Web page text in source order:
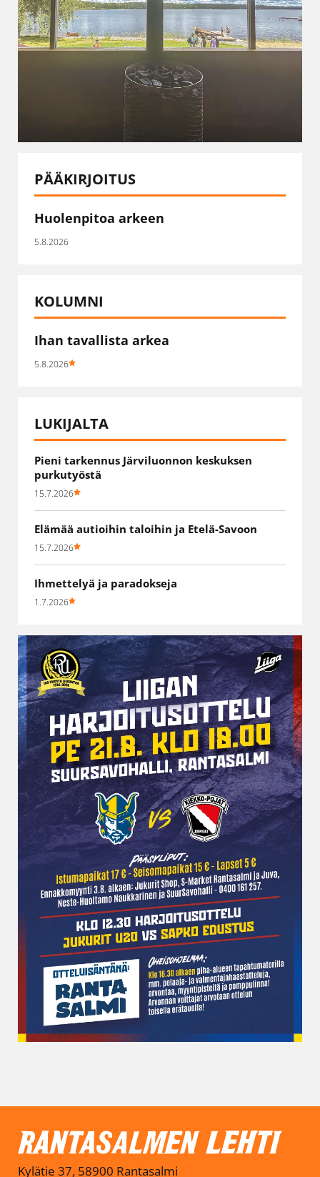
PÄÄKIRJOITUS
Huolenpitoa arkeen
5.8.2026
KOLUMNI
Ihan tavallista arkea
5.8.2026
LUKIJALTA
Pieni tarkennus Järviluonnon keskuksen
purkutyöstä
15.7.2026
Elämää autioihin taloihin ja Etelä-Savoon
15.7.2026
Ihmettelyä ja paradokseja
1.7.2026
Kylätie 37, 58900 Rantasalmi